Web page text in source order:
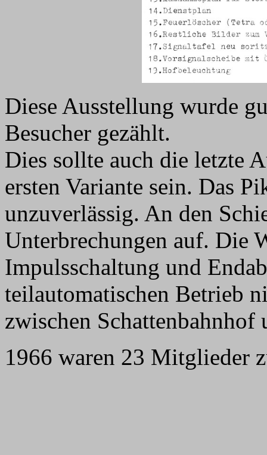
Diese Ausstellung wurde
Besucher gezählt.
Dies sollte auch die letzte
ersten Variante sein. Das
unzuverlässig. An den
Unterbrechungen auf. Die
Impulsschaltung und
teilautomatischen Betrieb
zwischen
1966 waren 23 Mitglieder